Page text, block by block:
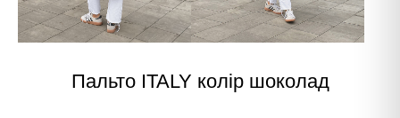
Пальто ITALY колір шоколад